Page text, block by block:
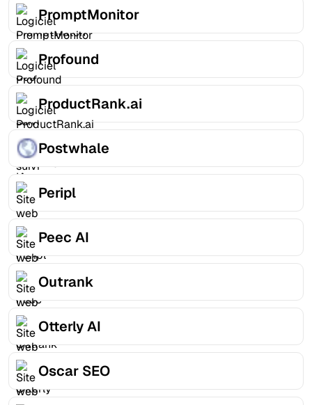
PromptMonitor
Profound
ProductRank.ai
Postwhale
Peripl
Peec AI
Outrank
Otterly AI
Oscar SEO